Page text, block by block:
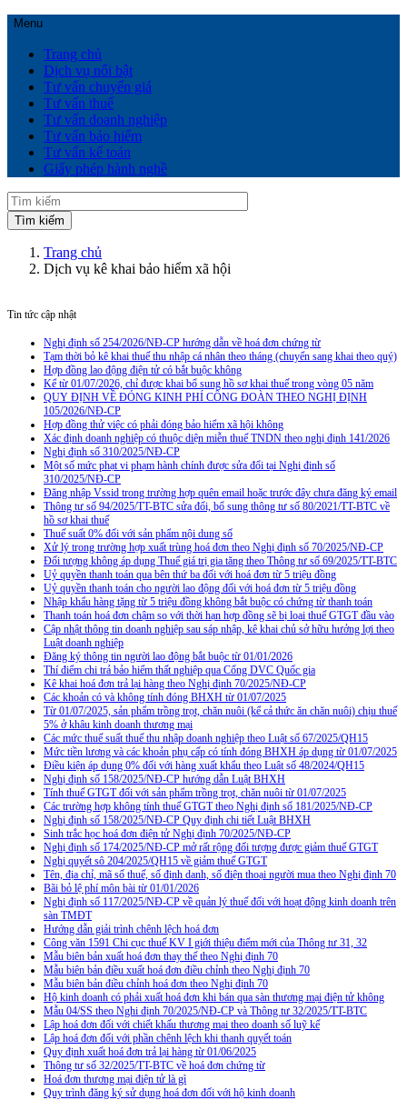
Menu
Trang chủ
Dịch vụ nổi bật
Tư vấn chuyển giá
Tư vấn thuế
Tư vấn doanh nghiệp
Tư vấn bảo hiểm
Tư vấn kế toán
Giấy phép hành nghề
Trang chủ
Dịch vụ kê khai bảo hiểm xã hội
Tin tức cập nhật
Nghị định số 254/2026/NĐ-CP hướng dẫn về hoá đơn chứng từ
Tạm thời bỏ kê khai thuế thu nhập cá nhân theo tháng (chuyển sang khai theo quý)
Hợp đồng lao động điện tử có bắt buộc không
Kể từ 01/07/2026, chỉ được khai bổ sung hồ sơ khai thuế trong vòng 05 năm
QUY ĐỊNH VỀ ĐÓNG KINH PHÍ CÔNG ĐOÀN THEO NGHỊ ĐỊNH
105/2026/NĐ-CP
Hợp đồng thử việc có phải đóng bảo hiểm xã hội không
Xác định doanh nghiệp có thuộc diện miễn thuế TNDN theo nghị định 141/2026
Nghị định số 310/2025/NĐ-CP
Một số mức phạt vi phạm hành chính được sửa đổi tại Nghị định số
310/2025/NĐ-CP
Đăng nhập Vssid trong trường hợp quên email hoặc trước đây chưa đăng ký email
Thông tư số 94/2025/TT-BTC sửa đổi, bổ sung thông tư số 80/2021/TT-BTC về
hồ sơ khai thuế
Thuế suất 0% đối với sản phẩm nội dung số
Xử lý trong trường hợp xuất trùng hoá đơn theo Nghị định số 70/2025/NĐ-CP
Đối tượng không áp dụng Thuế giá trị gia tăng theo Thông tư số 69/2025/TT-BTC
Uỷ quyền thanh toán qua bên thứ ba đối với hoá đơn từ 5 triệu đồng
Uỷ quyền thanh toán cho người lao động đối với hoá đơn từ 5 triệu đồng
Nhập khẩu hàng tặng từ 5 triệu đồng không bắt buộc có chứng từ thanh toán
Thanh toán hoá đơn chậm so với thời hạn hợp đồng sẽ bị loại thuế GTGT đầu vào
Cập nhật thông tin doanh nghiệp sau sáp nhập, kê khai chủ sở hữu hưởng lợi theo
Luật doanh nghiệp
Đăng ký thông tin người lao động bắt buộc từ 01/01/2026
Thí điểm chi trả bảo hiểm thất nghiệp qua Cổng DVC Quốc gia
Kê khai hoá đơn trả lại hàng theo Nghị định 70/2025/NĐ-CP
Các khoản có và không tính đóng BHXH từ 01/07/2025
Từ 01/07/2025, sản phẩm trồng trọt, chăn nuôi (kể cả thức ăn chăn nuôi) chịu thuế
5% ở khâu kinh doanh thương mại
Các mức thuế suất thuế thu nhập doanh nghiệp theo Luật số 67/2025/QH15
Mức tiền lương và các khoản phụ cấp có tính đóng BHXH áp dụng từ 01/07/2025
Điều kiện áp dụng 0% đối với hàng xuất khẩu theo Luật số 48/2024/QH15
Nghị định số 158/2025/NĐ-CP hướng dẫn Luật BHXH
Tính thuế GTGT đối với sản phẩm trồng trọt, chăn nuôi từ 01/07/2025
Các trường hợp không tính thuế GTGT theo Nghị định số 181/2025/NĐ-CP
Nghị định số 158/2025/NĐ-CP Quy định chi tiết Luật BHXH
Sinh trắc học hoá đơn điện tử Nghị định 70/2025/NĐ-CP
Nghị định số 174/2025/NĐ-CP mở rất rộng đối tượng được giảm thuế GTGT
Nghị quyết sô 204/2025/QH15 về giảm thuế GTGT
Tên, địa chỉ, mã số thuế, số định danh, số điện thoại người mua theo Nghị định 70
Bãi bỏ lệ phí môn bài từ 01/01/2026
Nghị định số 117/2025/NĐ-CP về quản lý thuế đối với hoạt động kinh doanh trên
sàn TMĐT
Hướng dẫn giải trình chênh lệch hoá đơn
Công văn 1591 Chi cục thuế KV I giới thiệu điểm mới của Thông tư 31, 32
Mẫu biên bản xuất hoá đơn thay thế theo Nghị định 70
Mẫu biên bản điều xuất hoá đơn điều chỉnh theo Nghị định 70
Mẫu biên bản điều chỉnh hoá đơn theo Nghị định 70
Hộ kinh doanh có phải xuất hoá đơn khi bán qua sàn thương mại điện tử không
Mẫu 04/SS theo Nghi định 70/2025/NĐ-CP và Thông tư 32/2025/TT-BTC
Lập hoá đơn đối với chiết khấu thương mại theo doanh số luỹ kế
Lập hoá đơn đối với phần chênh lệch khi thanh quyết toán
Quy định xuất hoá đơn trả lại hàng từ 01/06/2025
Thông tư số 32/2025/TT-BTC về hoá đơn chứng từ
Hoá đơn thương mại điện tử là gì
Quy trình đăng ký sử dụng hoá đơn đối với hộ kinh doanh